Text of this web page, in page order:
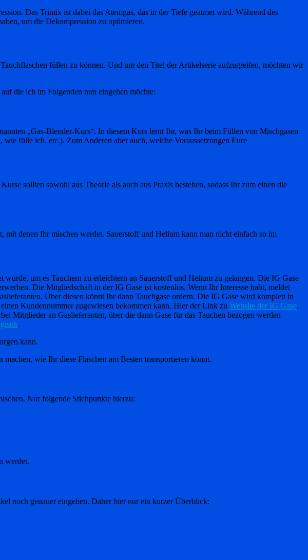
Das Trimix ist dabei das Atemgas, das in der Tiefe geatmet wird. Während des
um die Dekompression zu optimieren.
füllen zu können. Und um den Titel der Artikelserie aufzugreifen, möchten wir
die ich im Folgenden nun eingehen möchte:
„Gas-Blender-Kurs“. In diesem Kurs lernt Ihr, was Ihr beim Füllen von Mischgasen
fülle ich, etc.). Zum Anderen aber auch, welche Voraussetzungen Eure
sollten sowohl aus Theorie als auch aus Praxis bestehen, sodass Ihr zum einen die
denen Ihr mischen werdet. Sauerstoff und Helium kann man nicht einfach so im
um es Tauchern zu erleichtern an Sauerstoff und Helium zu gelangen. Die IG Gase
Die Mitgliedschaft in der IG Gase ist kostenlos. Wenn Ihr Interesse habt, meldet
Über diesen könnt Ihr dann Tauchgase ordern. Die IG Gase wird komplett in
Kundennummer zugewiesen bekommen kann. Hier der Link zu Website der IG Gase.
an Gaslieferanten, über die dann Gase für das Tauchen bezogen werden
.
kann.
wie Ihr diese Flaschen am Besten transportieren könnt.
Nur folgende Stichpunkte hierzu:
werdet.
noch genauer eingehen. Daher hier nur ein kurzer Überblick: